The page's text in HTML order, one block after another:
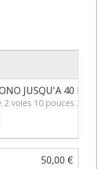
JUSQU'A 40
2 voies 10 pouces
50,00 €